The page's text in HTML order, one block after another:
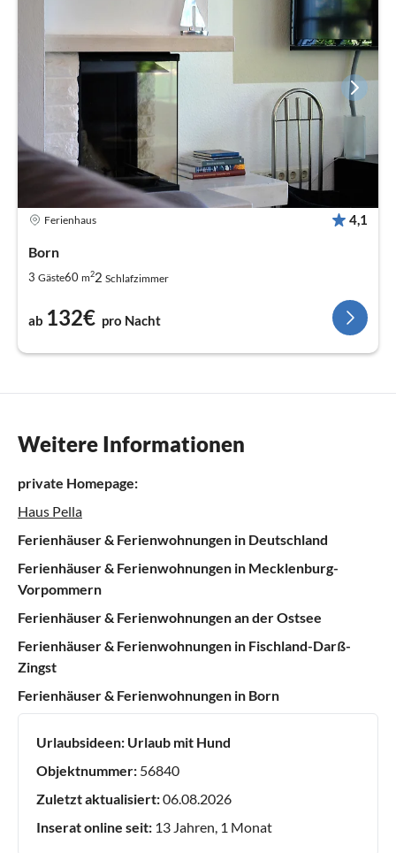
Ferienhaus 4,1
Born
3 Gäste60 m22 Schlafzimmer
ab 132€ pro Nacht
Weitere Informationen
private Homepage:
Haus Pella
Ferienhäuser & Ferienwohnungen in Deutschland
Ferienhäuser & Ferienwohnungen in Mecklenburg-
Vorpommern
Ferienhäuser & Ferienwohnungen an der Ostsee
Ferienhäuser & Ferienwohnungen in Fischland-Darß-
Zingst
Ferienhäuser & Ferienwohnungen in Born
Urlaubsideen: Urlaub mit Hund
Objektnummer: 56840
Zuletzt aktualisiert:06.08.2026
Inserat online seit: 13 Jahren, 1 Monat